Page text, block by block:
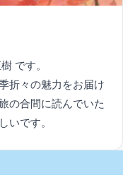
です。
折々の魅力をお届け
の合間に読んでいた
いです。